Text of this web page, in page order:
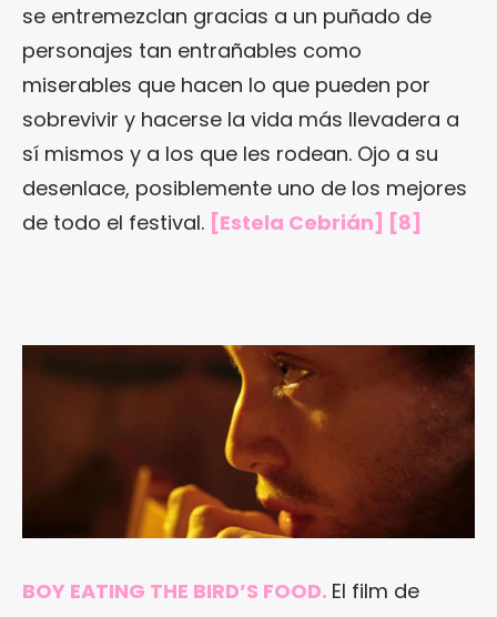
se entremezclan gracias a un puñado de
personajes tan entrañables como
miserables que hacen lo que pueden por
sobrevivir y hacerse la vida más llevadera a
sí mismos y a los que les rodean. Ojo a su
desenlace, posiblemente uno de los mejores
de todo el festival. [Estela Cebrián] [8]
BOY EATING THE BIRD’S FOOD. El film de